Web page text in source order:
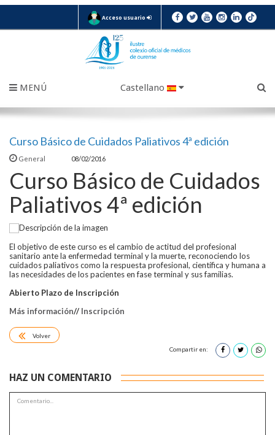
Acceso usuario
MENÚ Castellano
Curso Básico de Cuidados Paliativos 4ª edición
General 08/02/2016
Curso Básico de Cuidados
Paliativos 4ª edición
El objetivo de este curso es el cambio de actitud del profesional
sanitario ante la enfermedad terminal y la muerte, reconociendo los
cuidados paliativos como la respuesta profesional, científica y humana a
las necesidades de los pacientes en fase terminal y sus familias.
Abierto Plazo de Inscripción
Más información// Inscripción
Volver
Compartir en:
HAZ UN COMENTARIO